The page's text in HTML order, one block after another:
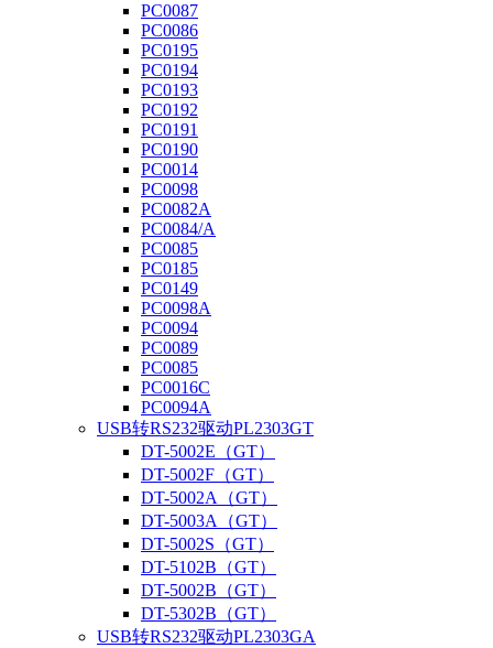
PC0087
PC0086
PC0195
PC0194
PC0193
PC0192
PC0191
PC0190
PC0014
PC0098
PC0082A
PC0084/A
PC0085
PC0185
PC0149
PC0098A
PC0094
PC0089
PC0085
PC0016C
PC0094A
USB转RS232驱动PL2303GT
DT-5002E（GT）
DT-5002F（GT）
DT-5002A（GT）
DT-5003A（GT）
DT-5002S（GT）
DT-5102B（GT）
DT-5002B（GT）
DT-5302B（GT）
USB转RS232驱动PL2303GA